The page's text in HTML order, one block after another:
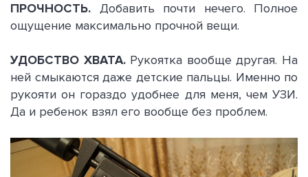
ПРОЧНОСТЬ. Добавить почти нечего. Полное
ощущение максимально прочной вещи.
УДОБСТВО ХВАТА.Рукоятка вообще другая. На
ней смыкаются даже детские пальцы. Именно по
рукояти он гораздо удобнее для меня, чем УЗИ.
Да и ребенок взял его вообще без проблем.